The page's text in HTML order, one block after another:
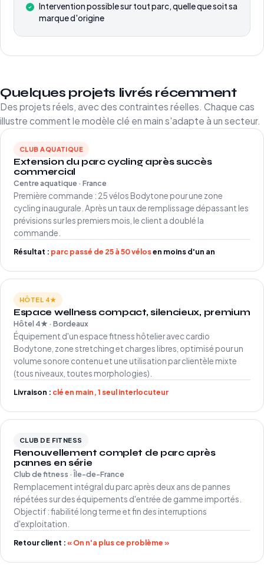
Intervention possible sur tout parc, quelle que soit sa
marque d'origine
Quelques projets livrés récemment
Des projets réels, avec des contraintes réelles. Chaque cas
illustre comment le modèle clé en main s'adapte à un secteur.
CLUB AQUATIQUE
Extension du parc cycling après succès
commercial
Centre aquatique · France
Première commande : 25 vélos Bodytone pour une zone
cycling inaugurale. Après un taux de remplissage dépassant les
prévisions sur les premiers mois, le client a doublé la
commande.
Résultat : parc passé de 25 à 50 vélosen moins d'un an
HÔTEL 4★
Espace wellness compact, silencieux, premium
Hôtel 4★ · Bordeaux
Équipement d'un espace fitness hôtelier avec cardio
Bodytone, zone stretching et charges libres, optimisé pour un
volume sonore contenu et une utilisation par clientèle mixte
(tous niveaux, toutes morphologies).
Livraison : clé en main, 1 seul interlocuteur
CLUB DE FITNESS
Renouvellement complet de parc après
pannes en série
Club de fitness · Île-de-France
Remplacement intégral du parc après deux ans de pannes
répétées sur des équipements d'entrée de gamme importés.
Objectif : fiabilité long terme et fin des interruptions
d'exploitation.
Retour client :« On n'a plus ce problème »